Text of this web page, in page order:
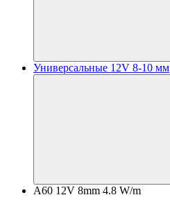
Универсальные 12V 8-10 мм
A60 12V 8mm 4.8 W/m